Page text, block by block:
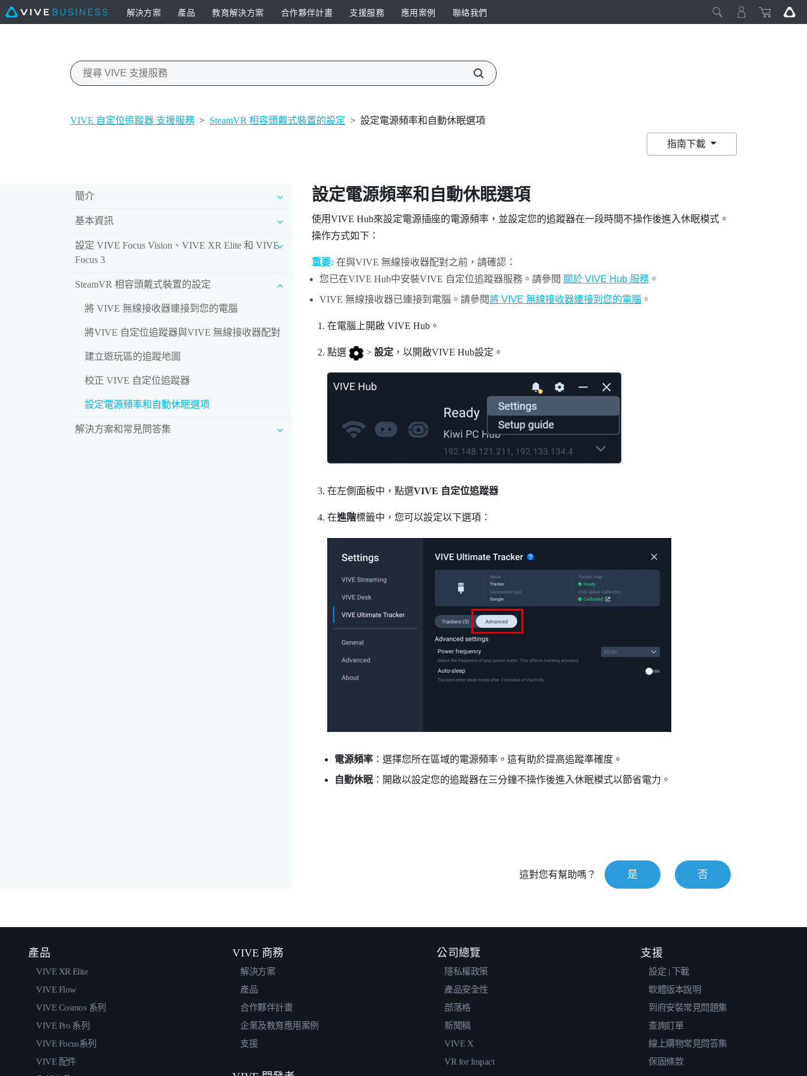
解決方案 產品 教育解決方案 合作夥伴計畫 支援服務 應用案例 聯絡我們
VIVE 自定位追蹤器 支援服務 > SteamVR 相容頭戴式裝置的設定 > 設定電源頻率和自動休眠選項
指南下載
簡介
基本資訊
設定 VIVE Focus Vision、VIVE XR Elite 和 VIVE
Focus 3
SteamVR 相容頭戴式裝置的設定
將 VIVE 無線接收器連接到您的電腦
將VIVE 自定位追蹤器與VIVE 無線接收器配對
建立遊玩區的追蹤地圖
校正 VIVE 自定位追蹤器
設定電源頻率和自動休眠選項
解決方案和常見問答集
設定電源頻率和自動休眠選項
使用VIVE Hub來設定電源插座的電源頻率，並設定您的追蹤器在一段時間不操作後進入休眠模式。
操作方式如下：
重要: 在與VIVE 無線接收器配對之前，請確認：
您已在VIVE Hub中安裝VIVE 自定位追蹤器服務。請參閱 關於 VIVE Hub 服務。
VIVE 無線接收器已連接到電腦。請參閱將 VIVE 無線接收器連接到您的電腦 。
在電腦上開啟 VIVE Hub。
點選 > 設定，以開啟VIVE Hub設定。
在左側面板中，點選VIVE 自定位追蹤器
在進階標籤中，您可以設定以下選項：
電源頻率 ：選擇您所在區域的電源頻率。這有助於提高追蹤準確度。
自動休眠 ：開啟以設定您的追蹤器在三分鐘不操作後進入休眠模式以節省電力。
這對您有幫助嗎？ 是 否
產品
VIVE XR Elite
VIVE Flow
VIVE Cosmos 系列
VIVE Pro 系列
VIVE Focus系列
VIVE 配件
VIVE 商務
解決方案
產品
合作夥伴計畫
企業及教育應用案例
支援
公司總覽
隱私權政策
產品安全性
部落格
新聞稿
VIVE X
VR for Impact
支援
設定 | 下載
軟體版本說明
到府安裝常見問題集
查詢訂單
線上購物常見問答集
保固條款